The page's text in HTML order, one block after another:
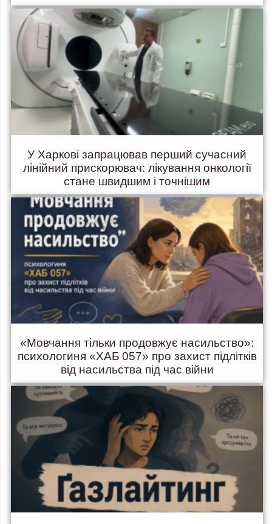
У Харкові запрацював перший сучасний
лінійний прискорювач: лікування онкології
стане швидшим і точнішим
«Мовчання тільки продовжує насильство»:
психологиня «ХАБ 057» про захист підлітків
від насильства під час війни